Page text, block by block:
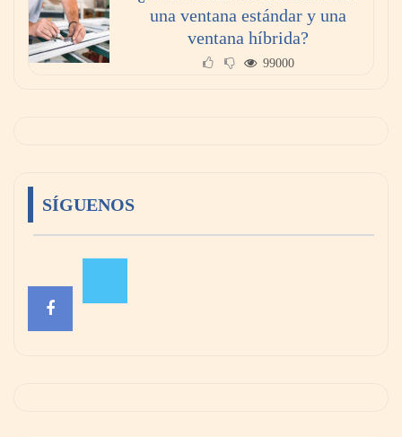
una ventana estándar y una
ventana híbrida?
99000
SÍGUENOS